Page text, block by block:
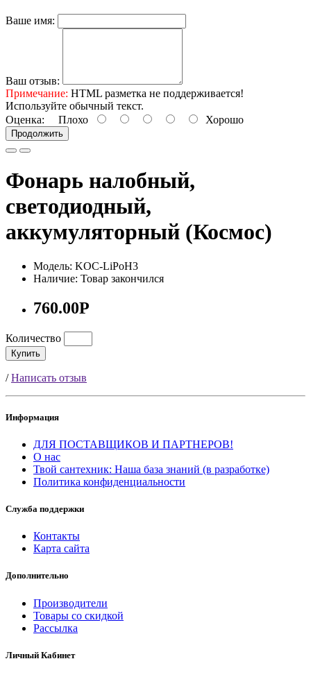
Ваше имя:
Ваш отзыв:
Примечание: HTML разметка не поддерживается!
Используйте обычный текст.
Оценка: Плохо Хорошо
Продолжить
Фонарь налобный,
светодиодный,
аккумуляторный (Космос)
Модель: KOC-LiPoH3
Наличие: Товар закончился
760.00Р
Количество
Купить
/Написать отзыв
Информация
ДЛЯ ПОСТАВЩИКОВ И ПАРТНЕРОВ!
О нас
Твой сантехник: Наша база знаний (в разработке)
Политика конфиденциальности
Служба поддержки
Контакты
Карта сайта
Дополнительно
Производители
Товары со скидкой
Рассылка
Личный Кабинет